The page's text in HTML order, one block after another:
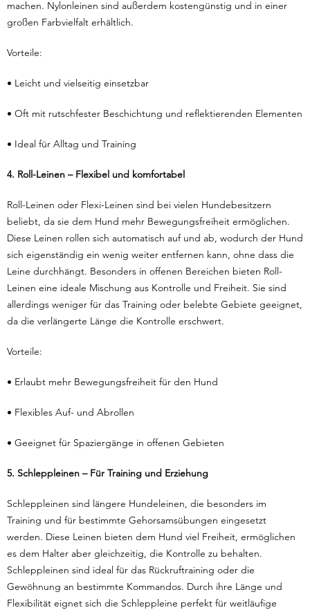
machen. Nylonleinen sind außerdem kostengünstig und in einer
großen Farbvielfalt erhältlich.
Vorteile:
• Leicht und vielseitig einsetzbar
• Oft mit rutschfester Beschichtung und reflektierenden Elementen
• Ideal für Alltag und Training
4. Roll-Leinen – Flexibel und komfortabel
Roll-Leinen oder Flexi-Leinen sind bei vielen Hundebesitzern
beliebt, da sie dem Hund mehr Bewegungsfreiheit ermöglichen.
Diese Leinen rollen sich automatisch auf und ab, wodurch der Hund
sich eigenständig ein wenig weiter entfernen kann, ohne dass die
Leine durchhängt. Besonders in offenen Bereichen bieten Roll-
Leinen eine ideale Mischung aus Kontrolle und Freiheit. Sie sind
allerdings weniger für das Training oder belebte Gebiete geeignet,
da die verlängerte Länge die Kontrolle erschwert.
Vorteile:
• Erlaubt mehr Bewegungsfreiheit für den Hund
• Flexibles Auf- und Abrollen
• Geeignet für Spaziergänge in offenen Gebieten
5. Schleppleinen – Für Training und Erziehung
Schleppleinen sind längere Hundeleinen, die besonders im
Training und für bestimmte Gehorsamsübungen eingesetzt
werden. Diese Leinen bieten dem Hund viel Freiheit, ermöglichen
es dem Halter aber gleichzeitig, die Kontrolle zu behalten.
Schleppleinen sind ideal für das Rückruftraining oder die
Gewöhnung an bestimmte Kommandos. Durch ihre Länge und
Flexibilität eignet sich die Schleppleine perfekt für weitläufige